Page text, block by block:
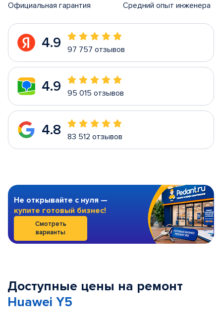
Официальная гарантия Средний опыт инженера
4.9 97 757 отзывов
4.9 95 015 отзывов
4.8 83 512 отзывов
Не открывайте с нуля —
купите готовый бизнес!
Смотреть
варианты
Доступные цены на ремонт
Huawei Y5